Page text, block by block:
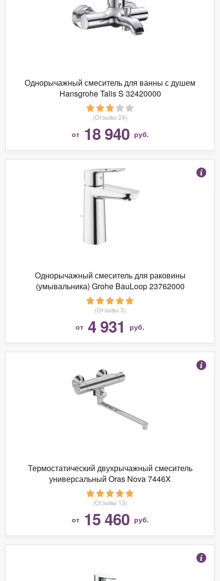
Однорычажный смеситель для ванны с душем
Hansgrohe Talis S 32420000
(Отзывы 24)
от 18 940 руб.
Однорычажный смеситель для раковины
(умывальника) Grohe BauLoop 23762000
(Отзывы 3)
от 4 931 руб.
Термостатический двухрычажный смеситель
универсальный Oras Nova 7446X
(Отзывы 13)
от 15 460 руб.